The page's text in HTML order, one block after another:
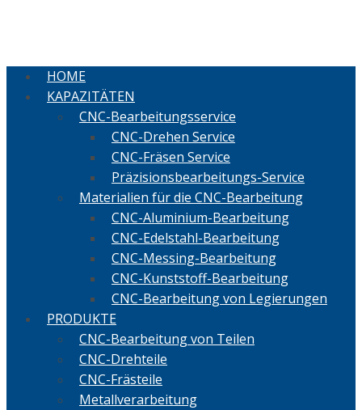
HOME
KAPAZITÄTEN
CNC-Bearbeitungsservice
CNC-Drehen Service
CNC-Fräsen Service
Präzisionsbearbeitungs-Service
Materialien für die CNC-Bearbeitung
CNC-Aluminium-Bearbeitung
CNC-Edelstahl-Bearbeitung
CNC-Messing-Bearbeitung
CNC-Kunststoff-Bearbeitung
CNC-Bearbeitung von Legierungen
PRODUKTE
CNC-Bearbeitung von Teilen
CNC-Drehteile
CNC-Frästeile
Metallverarbeitung